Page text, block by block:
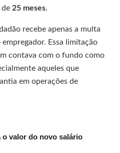
25 meses.
recebe apenas a multa
empregador. Essa limitação
contava com o fundo como
aqueles que
em operações de
o valor do novo salário